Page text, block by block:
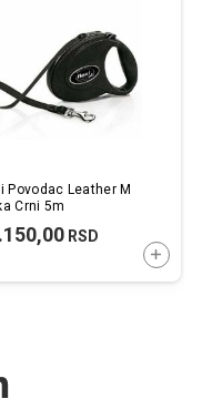
Povodac Leather M
Crni 5m
RSD